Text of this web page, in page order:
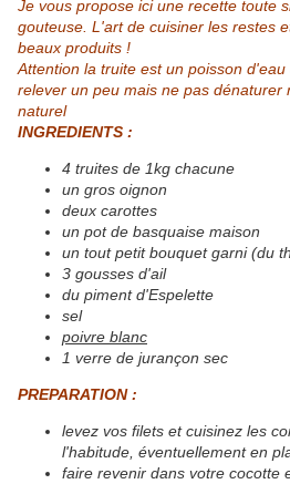
Je vous propose ici une recette toute
gouteuse. L'art de cuisiner les restes
beaux produits !
Attention la truite est un poisson
relever un peu mais ne pas dénaturer
naturel
INGREDIENTS :
4 truites de 1kg chacune
un gros oignon
deux carottes
un pot de basquaise maison
un tout petit bouquet garni (du
3 gousses d'ail
du piment d'Espelette
sel
poivre blanc
1 verre de jurançon sec
PREPARATION :
levez vos filets et cuisinez les
l'habitude, éventuellement en
faire revenir dans votre cocotte